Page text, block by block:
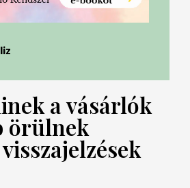
a vásárlók
örülnek